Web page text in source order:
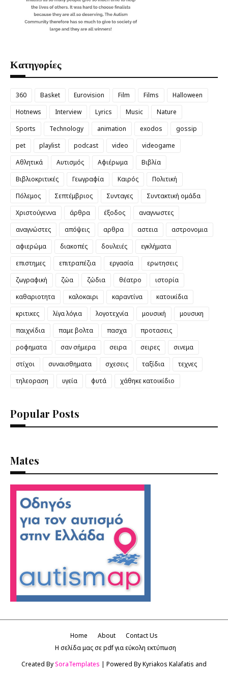
Κατηγορίες
360 Basket Eurovision Film Films
Halloween
Hotnews
Interview Lyrics Music
Nature
Sports
Technology animation exodos
gossip
pet
playlist podcast video
videogame
Αθλητικά
Αυτισμός Αφιέρωμα
Βιβλία
Βιβλιοκριτικές
Γεωγραφία Καιρός
Πολιτική
Πόλεμος
Σεπτέμβριος Συνταγες
Συντακτική ομάδα
Χριστούγεννα
άρθρα έξοδος
αναγνωστες
αναγνώστες
απόψεις αρθρα αστεια
αστρονομια
αφιερώμα
διακοπές δουλειές
εγκλήματα
επιστημες
επιτραπέζια εργασία
ερωτησεις
ζωγραφική
ζώα ζώδια θέατρο
ιστορία
καθαριοτητα
καλοκαιρι καραντίνα
κατοικίδια
κριτικες
λίγα λόγια λογοτεχνία μουσική
μουσικη
παιχνίδια
παμε βολτα πασχα
προτασεις
ροφηματα
σαν σήμερα σειρα σειρες
σινεμα
στίχοι
συναισθηματα σχεσεις ταξίδια
τεχνες
τηλεοραση
υγεία φυτά χάθηκε κατοικίδιο
Popular Posts
Mates
Home About
Contact Us
Η σελίδα μας σε pdf για εύκολη εκτύπωση
Created BySoraTemplates | Powered By Kyriakos Kalafatis and